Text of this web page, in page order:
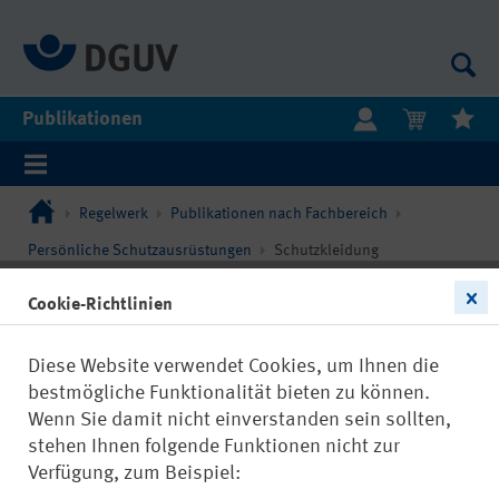
Publikationen
Regelwerk Publikationen nach Fachbereich
Persönliche Schutzausrüstungen Schutzkleidung
Cookie-Richtlinien
Diese Website verwendet Cookies, um Ihnen die
bestmögliche Funktionalität bieten zu können.
Wenn Sie damit nicht einverstanden sein sollten,
stehen Ihnen folgende Funktionen nicht zur
Verfügung, zum Beispiel: